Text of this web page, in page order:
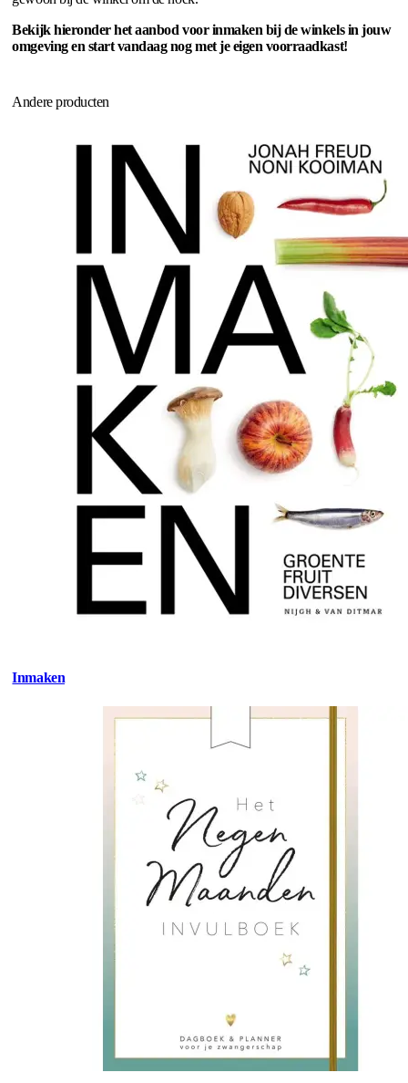
Bekijk hieronder het aanbod voor inmaken bij de winkels in jouw
omgeving en start vandaag nog met je eigen voorraadkast!
Andere producten
Inmaken